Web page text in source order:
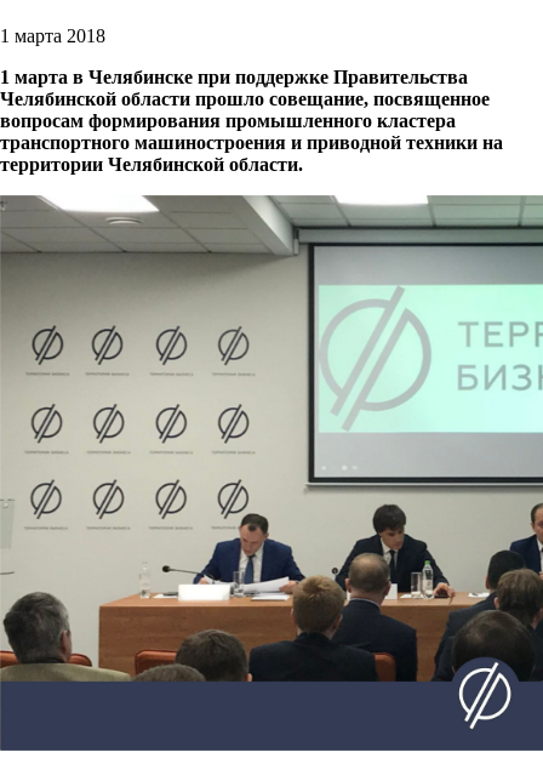
1 марта 2018
1 марта в Челябинске при поддержке Правительства
Челябинской области прошло совещание, посвященное
вопросам формирования промышленного кластера
транспортного машиностроения и приводной техники на
территории Челябинской области.